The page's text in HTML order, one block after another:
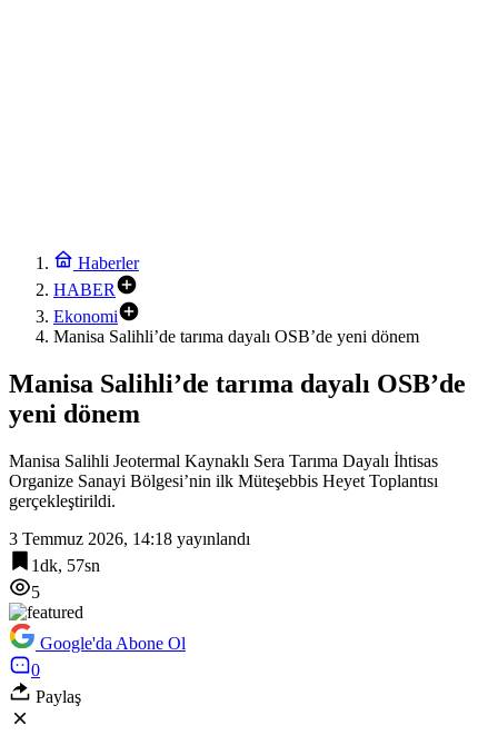
Haberler
HABER
Ekonomi
Manisa Salihli’de tarıma dayalı OSB’de yeni dönem
Manisa Salihli’de tarıma dayalı OSB’de
yeni dönem
Manisa Salihli Jeotermal Kaynaklı Sera Tarıma Dayalı İhtisas
Organize Sanayi Bölgesi’nin ilk Müteşebbis Heyet Toplantısı
gerçekleştirildi.
3 Temmuz 2026, 14:18 yayınlandı
1dk, 57sn
5
Google'da Abone Ol
0
Paylaş